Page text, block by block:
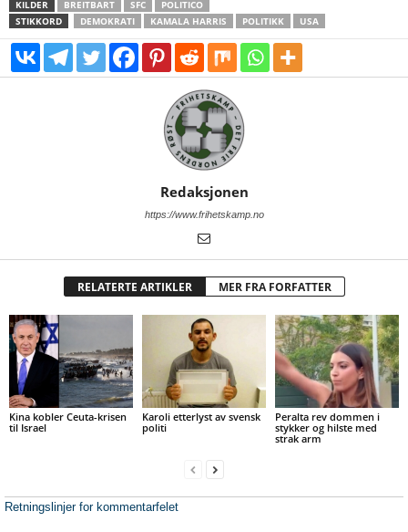
KILDER BREITBART SFC
POLITICO
STIKKORD
DEMOKRATI KAMALA HARRIS POLITIKK USA
Redaksjonen
https://www.frihetskamp.no
RELATERTE ARTIKLER MER FRA FORFATTER
Kina kobler Ceuta-krisen
til Israel
Karoli etterlyst av svensk
politi
Peralta rev dommen i
stykker og hilste med
strak arm
Retningslinjer for kommentarfelet